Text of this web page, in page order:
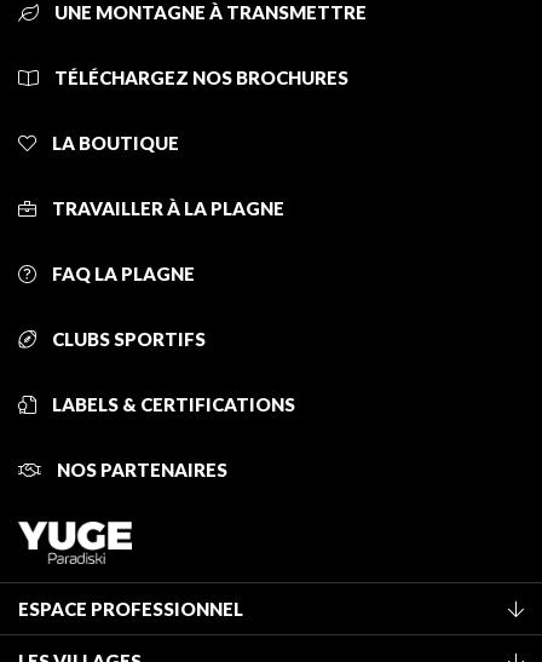
UNE MONTAGNE À TRANSMETTRE
TÉLÉCHARGEZ NOS BROCHURES
LA BOUTIQUE
TRAVAILLER À LA PLAGNE
FAQ LA PLAGNE
CLUBS SPORTIFS
LABELS & CERTIFICATIONS
NOS PARTENAIRES
ESPACE PROFESSIONNEL